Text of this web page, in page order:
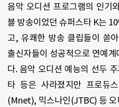
음악 오디션 프로그램의 인기
블 방송이었던 슈퍼스타 K는
고, 유쾌한 방송 클립들이 쏟
출신자들이 성공적으로 연예
다. 음악 오디션 예능의 선두
타 등은 사라졌지만 프로듀
(Mnet), 믹스나인(JTBC) 등 오